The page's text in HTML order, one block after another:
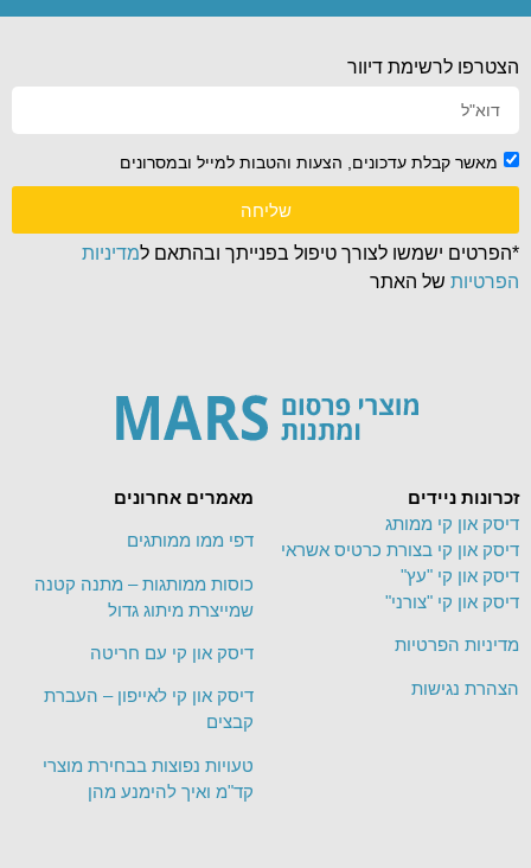
מאמרים אחרונים
דפי ממו ממותגים
כוסות ממותגות – מתנה קטנה
שמייצרת מיתוג גדול
דיסק און קי עם חריטה
דיסק און קי לאייפון – העברת
קבצים
טעויות נפוצות בבחירת מוצרי
קד"מ ואיך להימנע מהן
זכרונות ניידים
דיסק און קי ממותג
דיסק און קי בצורת כרטיס אשראי
דיסק און קי "עץ"
דיסק און קי "צורני"
מדיניות הפרטיות
הצהרת נגישות
הצטרפו לרשימת דיוור
מאשר קבלת עדכונים, הצעות והטבות למייל ובמסרונים
שליחה
*הפרטים ישמשו לצורך טיפול בפנייתך ובהתאם למדיניות
הפרטיות של האתר